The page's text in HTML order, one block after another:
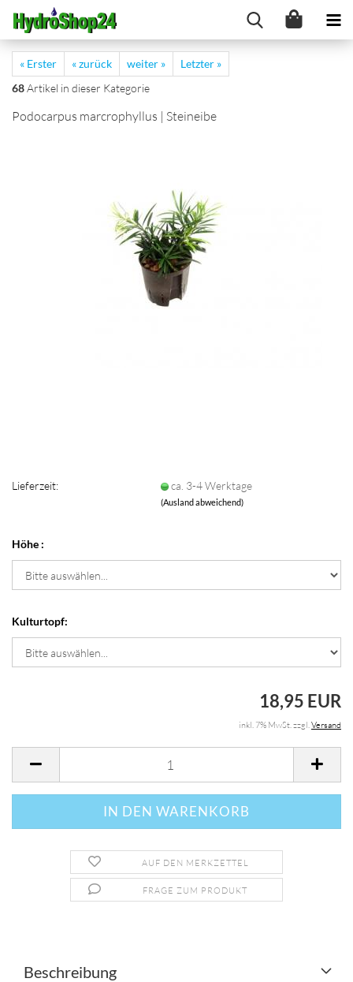
« Erster « zurück weiter »
Letzter »
68Artikel in dieser Kategorie
Podocarpus marcrophyllus | Steineibe
Lieferzeit: ca. 3-4 Werktage
(Ausland abweichend)
Höhe :
Kulturtopf:
18,95 EUR
inkl. 7% MwSt. zzgl.Versand
AUF DEN MERKZETTEL
FRAGE ZUM PRODUKT
Beschreibung